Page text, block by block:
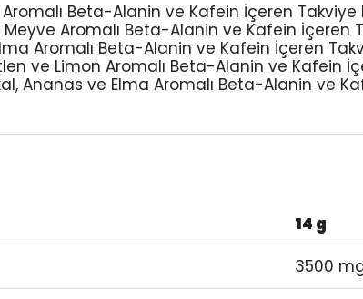
Beta-Alanin ve Kafein İçeren Takviye
Meyve Aromalı Beta-Alanin ve Kafein İçeren
Aromalı Beta-Alanin ve Kafein İçeren
ve Limon Aromalı Beta-Alanin ve Kafein
Ananas ve Elma Aromalı Beta-Alanin ve
14 g
3500